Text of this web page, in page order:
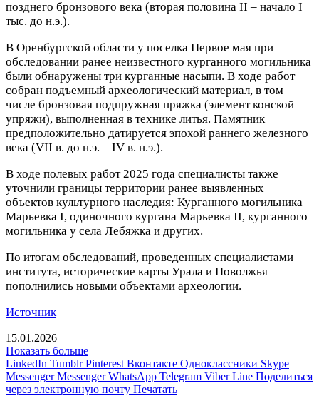
позднего бронзового века (вторая половина II – начало I
тыс. до н.э.).
В Оренбургской области у поселка Первое мая при
обследовании ранее неизвестного курганного могильника
были обнаружены три курганные насыпи. В ходе работ
собран подъемный археологический материал, в том
числе бронзовая подпружная пряжка (элемент конской
упряжи), выполненная в технике литья. Памятник
предположительно датируется эпохой раннего железного
века (VII в. до н.э. – IV в. н.э.).
В ходе полевых работ 2025 года специалисты также
уточнили границы территории ранее выявленных
объектов культурного наследия: Курганного могильника
Марьевка I, одиночного кургана Марьевка II, курганного
могильника у села Лебяжка и других.
По итогам обследований, проведенных специалистами
института, исторические карты Урала и Поволжья
пополнились новыми объектами археологии.
Источник
15.01.2026
Показать больше
LinkedIn Tumblr Pinterest Вконтакте Одноклассники Skype
Messenger Messenger WhatsApp Telegram Viber Line Поделиться
через электронную почту Печатать